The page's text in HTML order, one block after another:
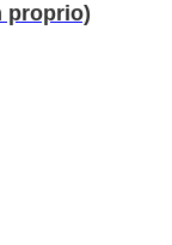
proprio)